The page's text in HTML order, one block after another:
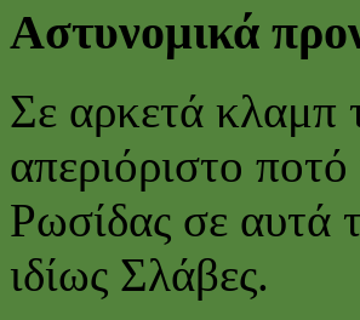
Αστυνομικά
Σε αρκετά κλαμπ
απεριόριστο
Ρωσίδας σε αυτά
ιδίως Σλάβες.